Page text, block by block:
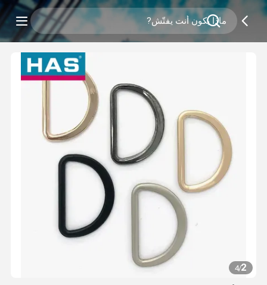
2
/
4